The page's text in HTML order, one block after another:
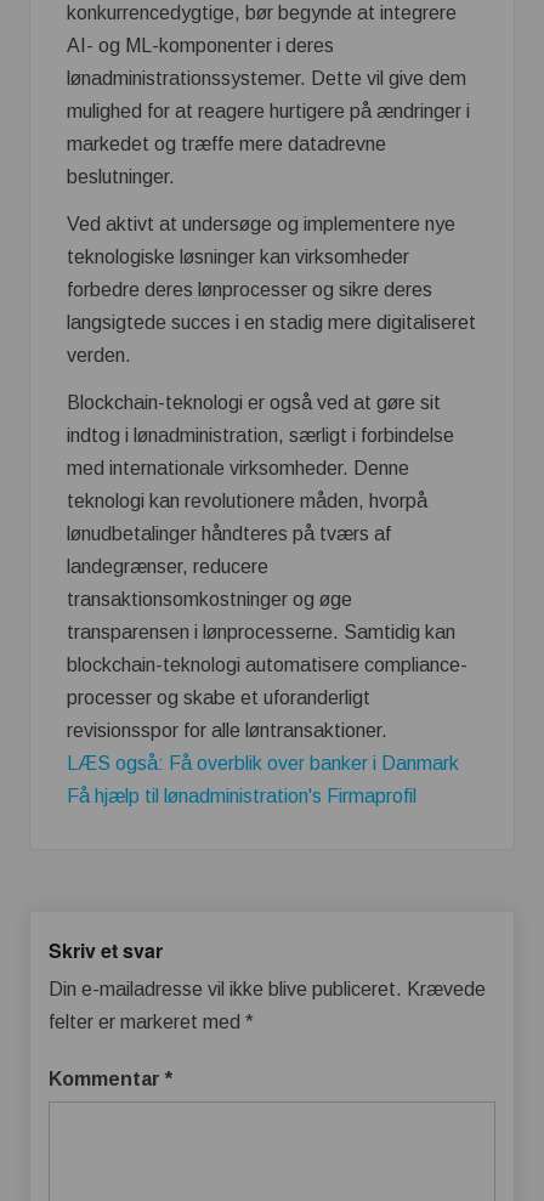
konkurrencedygtige, bør begynde at integrere
AI- og ML-komponenter i deres
lønadministrationssystemer. Dette vil give dem
mulighed for at reagere hurtigere på ændringer i
markedet og træffe mere datadrevne
beslutninger.
Ved aktivt at undersøge og implementere nye
teknologiske løsninger kan virksomheder
forbedre deres lønprocesser og sikre deres
langsigtede succes i en stadig mere digitaliseret
verden.
Blockchain-teknologi er også ved at gøre sit
indtog i lønadministration, særligt i forbindelse
med internationale virksomheder. Denne
teknologi kan revolutionere måden, hvorpå
lønudbetalinger håndteres på tværs af
landegrænser, reducere
transaktionsomkostninger og øge
transparensen i lønprocesserne. Samtidig kan
blockchain-teknologi automatisere compliance-
processer og skabe et uforanderligt
revisionsspor for alle løntransaktioner.
LÆS også: Få overblik over banker i Danmark
Få hjælp til lønadministration's Firmaprofil
Skriv et svar
Din e-mailadresse vil ikke blive publiceret. Krævede
felter er markeret med *
Kommentar *